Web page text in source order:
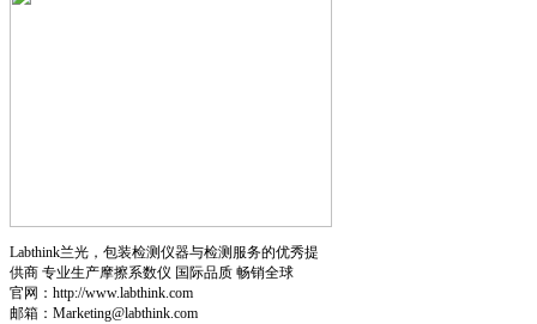
Labthink兰光，包装检测仪器与检测服务的优秀提
供商 专业生产摩擦系数仪 国际品质 畅销全球
官网：http://www.labthink.com
邮箱：Marketing@labthink.com